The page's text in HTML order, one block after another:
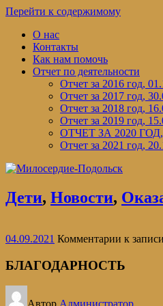
Перейти к содержимому
О нас
Контакты
Как нам помочь
Отчет по деятельности
Отчет за 2016 год,
Отчет за 2017 год,
Отчет за 2018 год,
Отчет за 2019 год,
ОТЧЕТ ЗА 2020 ГОД,
Отчет за 2021 год,
Дети, Новости,
04.09.2021 Комментарии к
БЛАГОДАРНОСТЬ